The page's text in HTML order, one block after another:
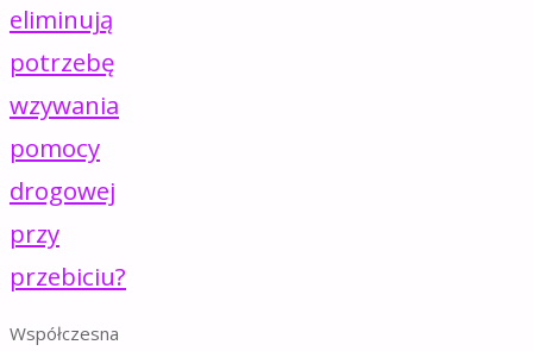
eliminują
potrzebę
wzywania
pomocy
drogowej
przy
przebiciu?
Współczesna